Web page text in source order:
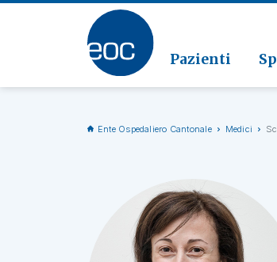
Pazienti
Vai alla sezione
Ente Ospedaliero Cantonale Medici